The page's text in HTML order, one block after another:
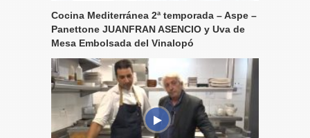
Cocina Mediterránea 2ª temporada – Aspe –
Panettone JUANFRAN ASENCIO y Uva de
Mesa Embolsada del Vinalopó